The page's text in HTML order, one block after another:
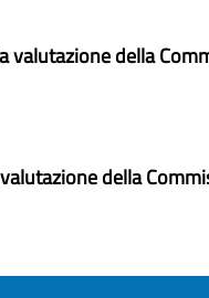
valutazione della
della